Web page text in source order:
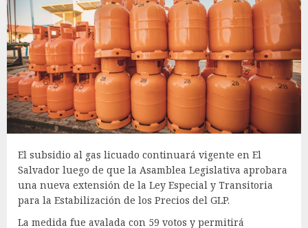
El subsidio al gas licuado continuará vigente en El
Salvador luego de que la Asamblea Legislativa aprobara
una nueva extensión de la Ley Especial y Transitoria
para la Estabilización de los Precios del GLP.
La medida fue avalada con 59 votos y permitirá